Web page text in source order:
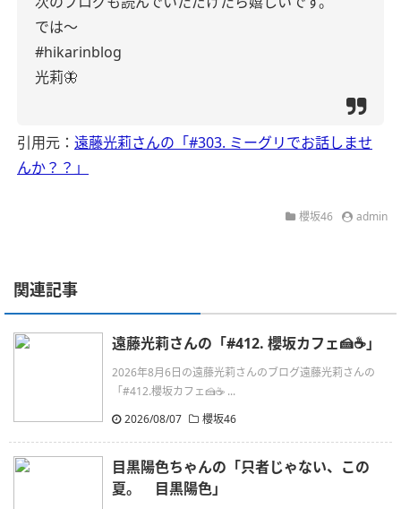
では〜
#hikarinblog
光莉🦋
引用元： 遠藤光莉さんの「#303. ミーグリでお話しませ
んか？？」
櫻坂46 admin
関連記事
遠藤光莉さんの「#412. 櫻坂カフェ🍰☕️」
2026年8月6日の遠藤光莉さんのブログ遠藤光莉さんの
「#412.櫻坂カフェ🍰☕ ...
2026/08/07
櫻坂46
目黒陽色ちゃんの「只者じゃない、この
夏。 目黒陽色」